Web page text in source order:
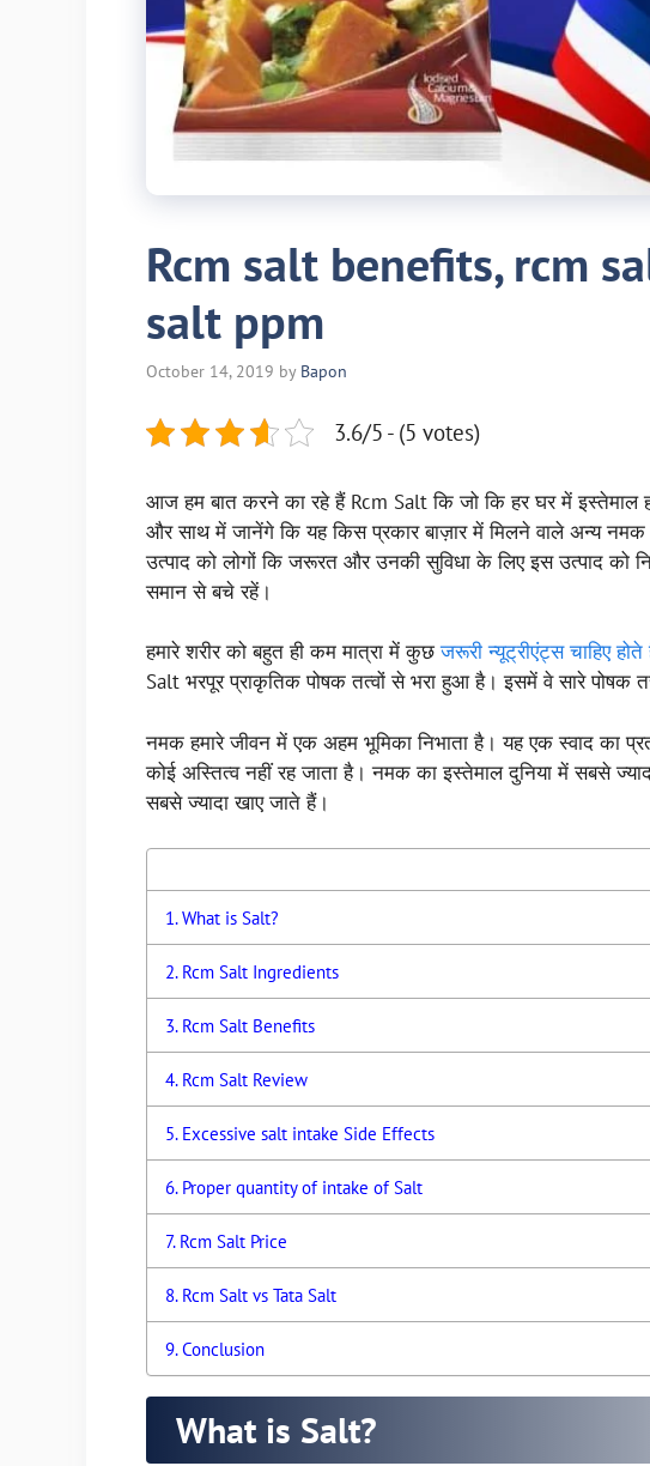
Rcm salt benefits, rcm
salt ppm
October 14, 2019 by Bapon
3.6/5 - (5 votes)
आज हम बात करने का रहे हैं Rcm Salt कि जो कि हर घर में इस्तेमाल
और साथ में जानेंगे कि यह किस प्रकार बाज़ार में मिलने वाले अन्य
उत्पाद को लोगों कि जरूरत और उनकी सुविधा के लिए इस उत्पाद को
समान से बचे रहें।
हमारे शरीर को बहुत ही कम मात्रा में कुछजरूरी न्यूट्रीएंट्स चाहिए होते
Salt भरपूर प्राकृतिक पोषक तत्वों से भरा हुआ है। इसमें वे सारे पोषक
नमक हमारे जीवन में एक अहम भूमिका निभाता है। यह एक स्वाद का
कोई अस्तित्व नहीं रह जाता है। नमक का इस्तेमाल दुनिया में सबसे
सबसे ज्यादा खाए जाते हैं।
What is Salt?
Rcm Salt Ingredients
Rcm Salt Benefits
Rcm Salt Review
Excessive salt intake Side Effects
Proper quantity of intake of Salt
Rcm Salt Price
Rcm Salt vs Tata Salt
Conclusion
What is Salt?